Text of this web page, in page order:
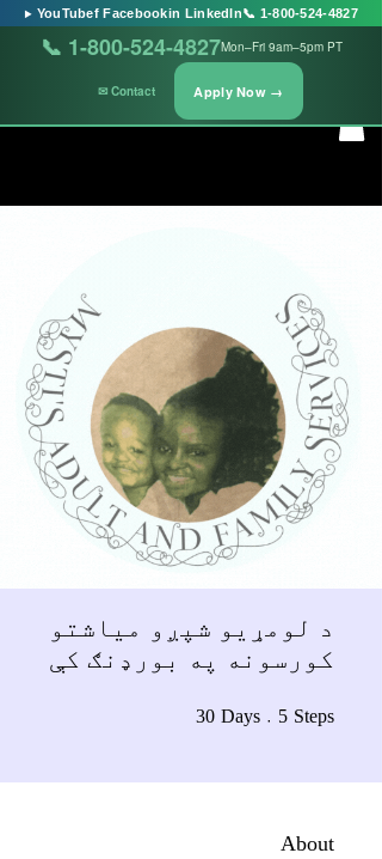
د لومړيو شپږو مياشتو
کورسونه په بورډنګ کې
30 Days
30 Days 5 Steps
About
▶ YouTubef Facebookin LinkedIn📞 1-800-524-4827
📞 1-800-524-4827Mon–Fri 9am–5pm PT
✉ Contact Apply Now →